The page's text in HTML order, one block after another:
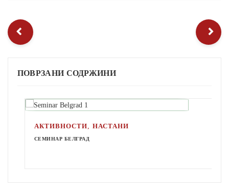
ПОВРЗАНИ СОДРЖИНИ
АКТИВНОСТИ,НАСТАНИ
СЕМИНАР БЕЛГРАД